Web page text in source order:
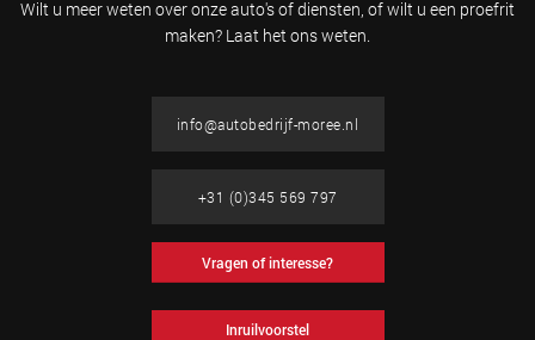
Wilt u meer weten over onze auto's of diensten, of wilt u een proefrit
maken? Laat het ons weten.
info@autobedrijf-moree.nl
+31 (0)345 569 797
Vragen of interesse?
Inruilvoorstel